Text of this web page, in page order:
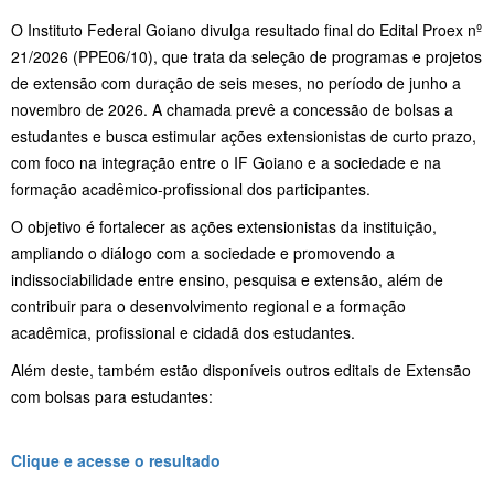
O Instituto Federal Goiano divulga resultado final do Edital Proex nº
21/2026 (PPE06/10), que trata da seleção de programas e projetos
de extensão com duração de seis meses, no período de junho a
novembro de 2026. A chamada prevê a concessão de bolsas a
estudantes e busca estimular ações extensionistas de curto prazo,
com foco na integração entre o IF Goiano e a sociedade e na
formação acadêmico-profissional dos participantes.
O objetivo é fortalecer as ações extensionistas da instituição,
ampliando o diálogo com a sociedade e promovendo a
indissociabilidade entre ensino, pesquisa e extensão, além de
contribuir para o desenvolvimento regional e a formação
acadêmica, profissional e cidadã dos estudantes.
Além deste, também estão disponíveis outros editais de Extensão
com bolsas para estudantes:
Clique e acesse o resultado